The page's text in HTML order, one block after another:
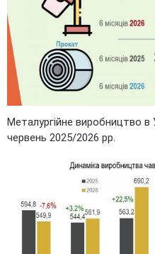
Металургійне виробництво в
червень 2025/2026 рр.